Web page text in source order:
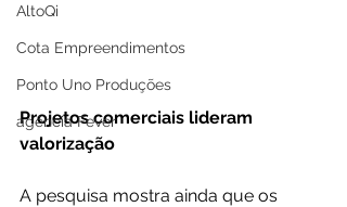
AltoQi
Cota Empreendimentos
Ponto Uno Produções
agência Fever
Projetos comerciais lideram
valorização
A pesquisa mostra ainda que os